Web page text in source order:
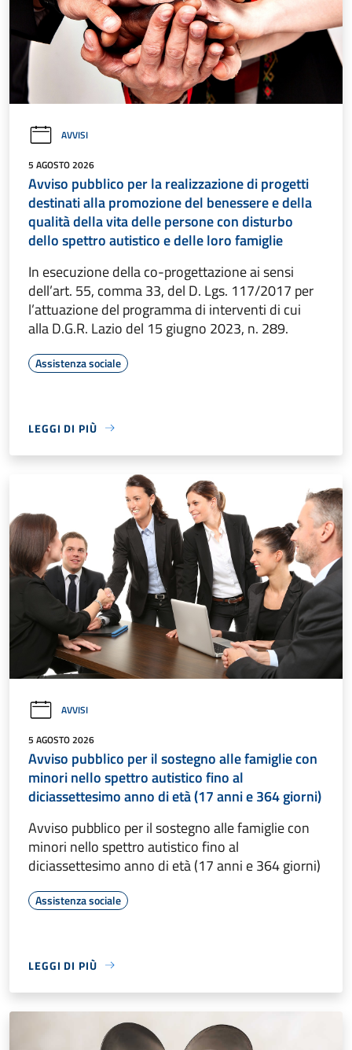
AVVISI
5 AGOSTO 2026
Avviso pubblico per la realizzazione di progetti
destinati alla promozione del benessere e della
qualità della vita delle persone con disturbo
dello spettro autistico e delle loro famiglie
In esecuzione della co-progettazione ai sensi
dell’art. 55, comma 33, del D. Lgs. 117/2017 per
l’attuazione del programma di interventi di cui
alla D.G.R. Lazio del 15 giugno 2023, n. 289.
Assistenza sociale
LEGGI DI PIÙ
AVVISI
5 AGOSTO 2026
Avviso pubblico per il sostegno alle famiglie con
minori nello spettro autistico fino al
diciassettesimo anno di età (17 anni e 364 giorni)
Avviso pubblico per il sostegno alle famiglie con
minori nello spettro autistico fino al
diciassettesimo anno di età (17 anni e 364 giorni)
Assistenza sociale
LEGGI DI PIÙ